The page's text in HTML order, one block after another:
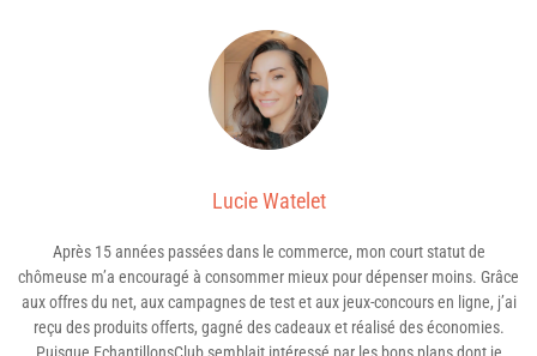
Lucie Watelet
Après 15 années passées dans le commerce, mon court statut de
chômeuse m’a encouragé à consommer mieux pour dépenser moins. Grâce
aux offres du net, aux campagnes de test et aux jeux-concours en ligne, j’ai
reçu des produits offerts, gagné des cadeaux et réalisé des économies.